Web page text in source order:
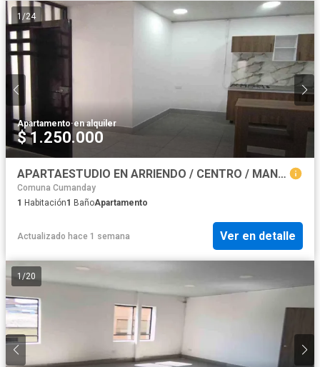
1 /24
Apartamento·en alquiler
$ 1.250.000
APARTAESTUDIO EN ARRIENDO / CENTRO / MANIZALES
Comuna Cumanday
1 Habitación1 BañoApartamento
Actualizado hace 1 semana Ver en detalle
1 /20